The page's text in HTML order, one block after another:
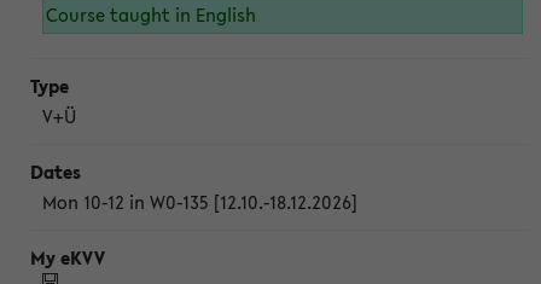
Course taught in English
V+Ü
Mon 10-12 in W0-135 [12.10.-18.12.2026]